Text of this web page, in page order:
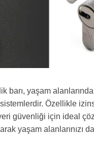
barı, yaşam alanlarında
Özellikle
güvenliği için ideal
yaşam alanlarınızı